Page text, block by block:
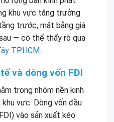
khu vực tăng trưởng
trước, mặt bằng giá
— có thể thấy rõ qua
TP.HCM.
và dòng vốn FDI
trong nhóm nền kinh
vực. Dòng vốn đầu
vào sản xuất kéo